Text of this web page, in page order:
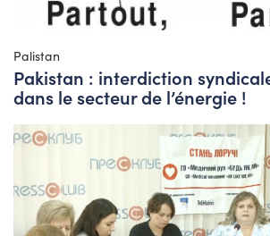
Palistan
Pakistan : interdiction
dans le secteur de l’énergie !